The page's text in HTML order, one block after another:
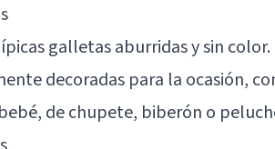
galletas aburridas y sin
decoradas para la ocasión,
de chupete, biberón o